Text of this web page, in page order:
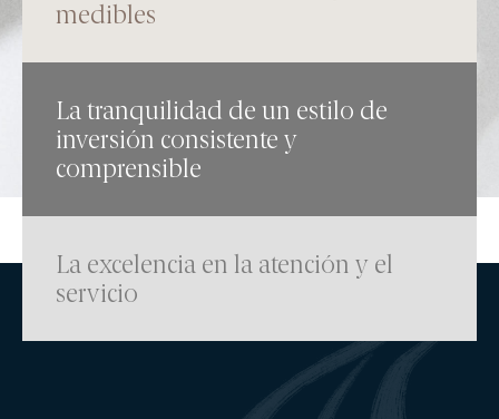
ASSET MANAGEMENT
Cómo somos
POR QUÉ ELEGIRNOS
EN QUÉ CREEMOS
Nuestros fondos
RENTABILIDADES DE NUESTROS FONDOS
RENTA VARIABLE
EDM International - Inversión/Spanish Equity
EDM International - Strategy Fund
medibles
La tranquilidad de un estilo de
inversión consistente y
comprensible
La excelencia en la atención y el
servicio